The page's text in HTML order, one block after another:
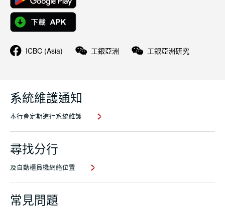
ICBC (Asia) 工銀亞洲 工銀亞洲研究
系統維護通知
本行會定期進行系統維護
尋找分行
及自動櫃員機網絡位置
常見問題